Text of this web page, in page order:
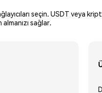
seçin. USDT veya
sağlar.